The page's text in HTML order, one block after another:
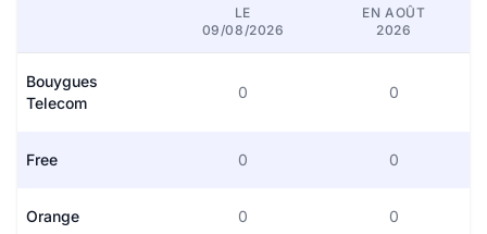
LE
09/08/2026
EN AOÛT
2026
Bouygues
Telecom
0 0
Free 0 0
Orange 0 0